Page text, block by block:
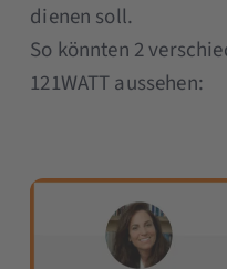
dienen soll.
So könnten 2
121WATT aussehen: